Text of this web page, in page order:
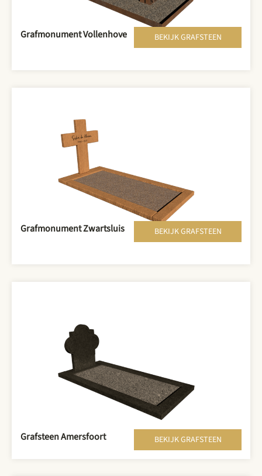
Grafmonument Vollenhove BEKIJK GRAFSTEEN
Grafmonument Zwartsluis BEKIJK GRAFSTEEN
Grafsteen Amersfoort BEKIJK GRAFSTEEN